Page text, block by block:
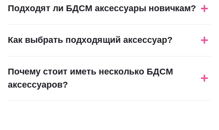
Подходят ли БДСМ аксессуары новичкам? +
Как выбрать подходящий аксессуар? +
Почему стоит иметь несколько БДСМ
аксессуаров?
+